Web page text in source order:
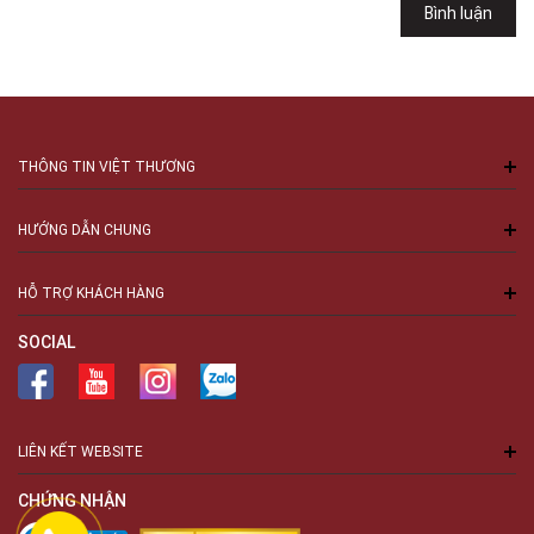
Bình luận
THÔNG TIN VIỆT THƯƠNG
HƯỚNG DẪN CHUNG
HỖ TRỢ KHÁCH HÀNG
SOCIAL
LIÊN KẾT WEBSITE
CHỨNG NHẬN